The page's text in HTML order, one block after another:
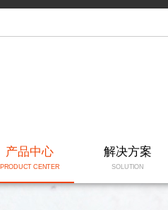
产品中心
PRODUCT CENTER
解决方案
SOLUTION